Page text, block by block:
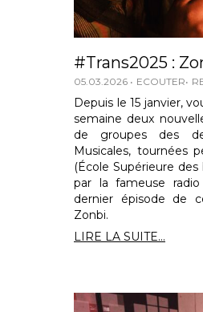
#Trans2025 :
05.03.2026 ECOUTER
Depuis le 15 janvier,
semaine deux
de groupes des
Musicales, tournées
(École Supérieure
par la fameuse
dernier épisode de
Zonbi.
LIRE LA SUITE...